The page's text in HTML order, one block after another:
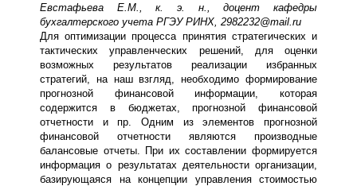
Евстафьева Е.М., к. э. н., доцент кафедры
бухгалтерского учета РГЭУ РИНХ, 2982232@mail ru
Для оптимизации процесса принятия стратегических и
тактических управленческих решений, для оценки
возможных результатов реализации избранных
стратегий, на наш взгляд, необходимо формирование
прогнозной финансовой информации, которая
содержится в бюджетах, прогнозной финансовой
отчетности и пр. Одним из элементов прогнозной
финансовой отчетности являются производные
балансовые отчеты. При их составлении формируется
информация о результатах деятельности организации,
базирующаяся на концепции управления стоимостью